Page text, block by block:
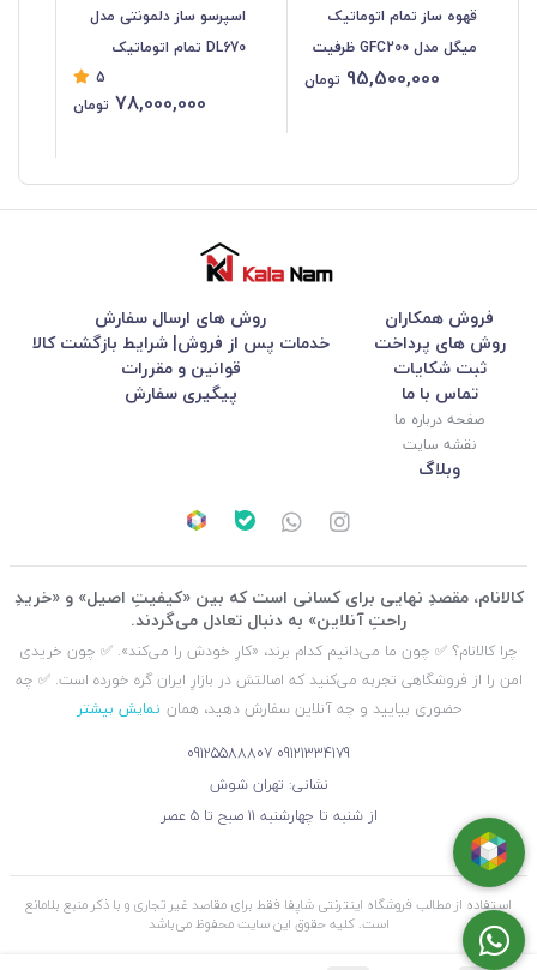
قهوه ساز تمام اتوماتیک
میگل مدل GFC200 ظرفیت
95,500,000 تومان
اسپرسو ساز دلمونتی مدل
DL670 تمام اتوماتیک
5
78,000,000 تومان
فروش همکاران
روش های ارسال سفارش
روش های پرداخت
خدمات پس از فروش| شرایط بازگشت کالا
ثبت شکایات
قوانین و مقررات
تماس با ما
صفحه درباره ما
نقشه سایت
پیگیری سفارش
وبلاگ
کالانام، مقصدِ نهایی برای کسانی است که بین «کیفیتِ اصیل» و «خریدِ
راحتِ آنلاین» به دنبال تعادل می‌گردند.
چرا کالانام؟ ✅ چون ما می‌دانیم کدام برند، «کارِ خودش را می‌کند». ✅ چون خریدی
امن را از فروشگاهی تجربه می‌کنید که اصالتش در بازارِ ایران گره خورده است. ✅ چه
حضوری بیایید و چه آنلاین سفارش دهید، همان نمایش بیشتر
09121334179
09125588807
نشانی: تهران شوش
از شنبه تا چهارشنبه ۱۱ صبح تا ۵ عصر
استفاده از مطالب فروشگاه اینترنتی شاپفا فقط برای مقاصد غیر تجاری و با ذکر منبع بلامانع
است. کليه حقوق اين سايت محفوظ می‌باشد